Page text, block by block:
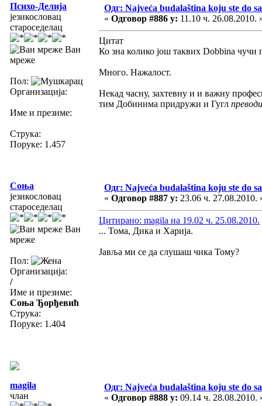
Психо-Делија
језикословац
староседелац
Ван
мреже
Пол:
Организација:
Име и презиме:
Струка:
Поруке: 1.457
Одг: Najveća budalaština koju ste do
« Одговор #886 у: 11.10 ч. 26.08.2010.
Цитат
Ко зна колико још таквих Dobbinа чучи
Много. Нажалост.
Некад часну, захтевну и и важну
тим Добинима придружи и Гугл
Соња
језикословац
староседелац
Ван
мреже
Пол:
Организација:
/
Име и презиме:
Соња Ђорђевић
Струка:
Поруке: 1.404
Одг: Najveća budalaština koju ste do
« Одговор #887 у: 23.06 ч. 27.08.2010.
Цитирано: magila на 19.02 ч. 25.08.2010.
... Тома, Дика и Харија.
Јавља ми се да слушаш чика Тому?
magila
члан
Одг: Najveća budalaština koju ste do
« Одговор #888 у: 09.14 ч. 28.08.2010.